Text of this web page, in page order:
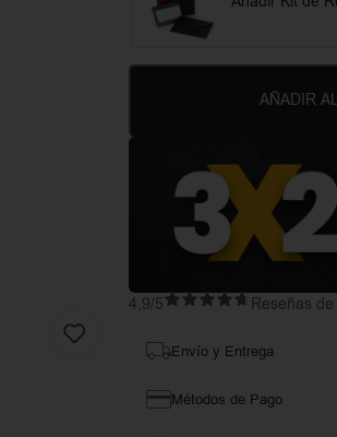
AÑADIR
4,9/5 Reseñas
Envío y Entrega
Métodos de Pago